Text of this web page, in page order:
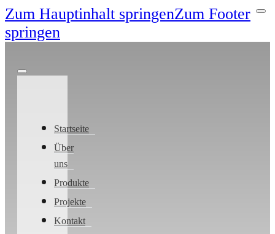
Zum Hauptinhalt springenZum Footer
springen
Startseite
Über
uns
Produkte
Projekte
Kontakt